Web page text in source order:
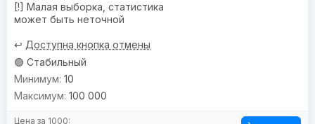
[!] Малая выборка, статистика
может быть неточной
↩️ Доступна кнопка отмены
🟢 Стабильный
10
100 000